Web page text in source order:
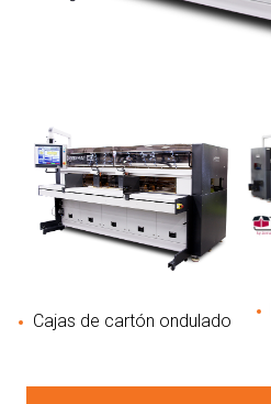
Cajas de cartón ondulado